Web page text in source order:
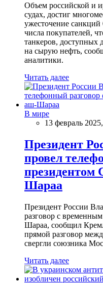
Объем российской и
судах, достиг
ужесточение
числа покупателей,
танкеров, доступных
на сырую нефть,
аналитики.
Читать далее
В мире
13 февраль
Президент
провел
Шараа
Президент России
разговор с
Шараа, сообщил
прямой разговор
свергли союзника
Читать далее